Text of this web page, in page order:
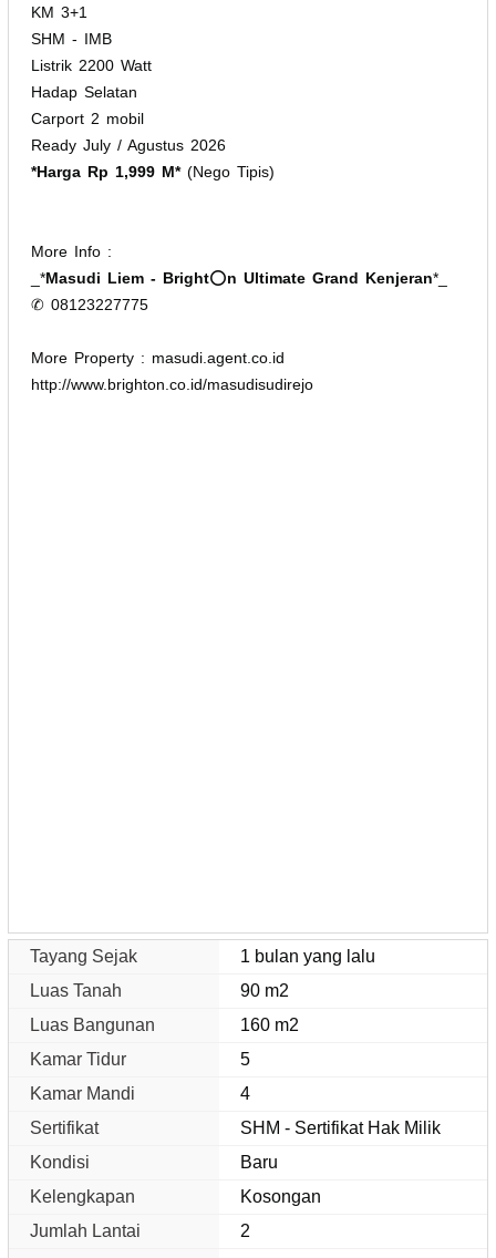
KM 3+1
SHM - IMB
Listrik 2200 Watt
Hadap Selatan
Carport 2 mobil
Ready July / Agustus 2026
*Harga Rp 1,999 M* (Nego Tipis)
More Info :
_*Masudi Liem - Bright⭕n Ultimate Grand Kenjeran*_
✆ 08123227775
More Property : masudi.agent.co.id
http://www.brighton.co.id/masudisudirejo
Tayang Sejak
1 bulan yang lalu
Luas Tanah
90 m2
Luas Bangunan
160 m2
Kamar Tidur
5
Kamar Mandi
4
Sertifikat
SHM - Sertifikat Hak Milik
Kondisi
Baru
Kelengkapan
Kosongan
Jumlah Lantai
2